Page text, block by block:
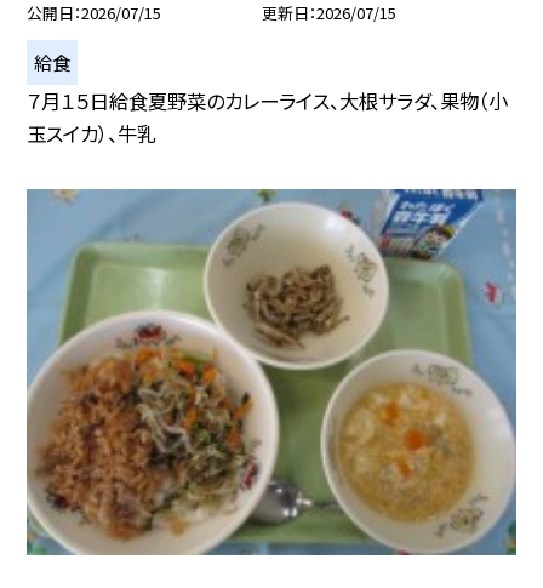
公開日 2026/07/15 更新日 2026/07/15
給食
７月１５日給食夏野菜のカレーライス、大根サラダ、果物（小
玉スイカ）、牛乳